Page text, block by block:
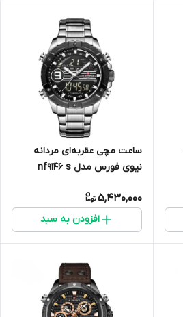
ساعت مچی عقربه‌ای مردانه
نیوی فورس مدل nf9146 s
5,430,000
افزودن به سبد